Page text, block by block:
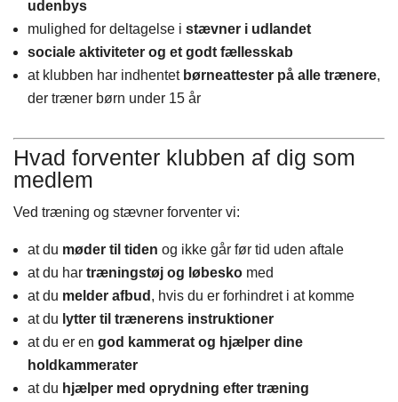
udenbys
mulighed for deltagelse i stævner i udlandet
sociale aktiviteter og et godt fællesskab
at klubben har indhentet børneattester på alle trænere,
der træner børn under 15 år
Hvad forventer klubben af dig som
medlem
Ved træning og stævner forventer vi:
at du møder til tiden og ikke går før tid uden aftale
at du har træningstøj og løbesko med
at du melder afbud , hvis du er forhindret i at komme
at du lytter til trænerens instruktioner
at du er en god kammerat og hjælper dine
holdkammerater
at du hjælper med oprydning efter træning